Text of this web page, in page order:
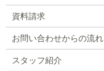
資料請求
お問い合わせからの流れ
スタッフ紹介